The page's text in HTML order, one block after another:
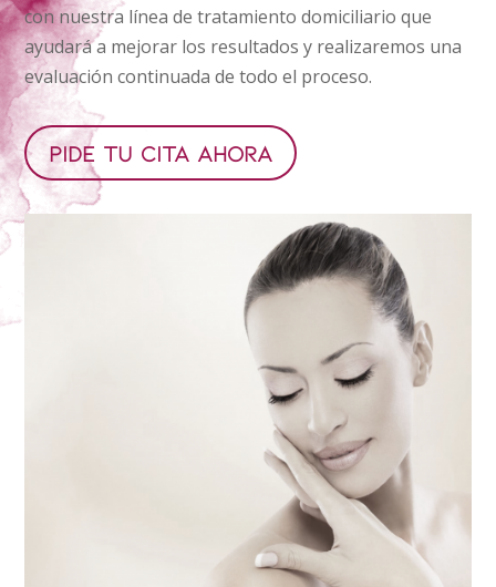
con nuestra línea de tratamiento domiciliario que
ayudará a mejorar los resultados y realizaremos una
evaluación continuada de todo el proceso.
Pide tu cita ahora